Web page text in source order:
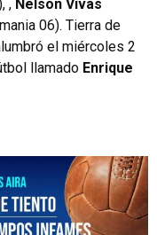
, Nelson Vivas
06). Tierra de
el miércoles 2
llamado Enrique